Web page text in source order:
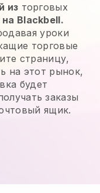
из торговых
Blackbell.
уроки
торговые
страницу,
на этот рынок,
будет
заказы
ящик.